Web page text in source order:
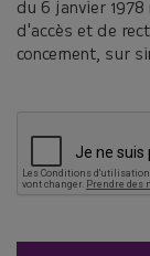
du 6 janvier
d'accès et de
concernent, sur